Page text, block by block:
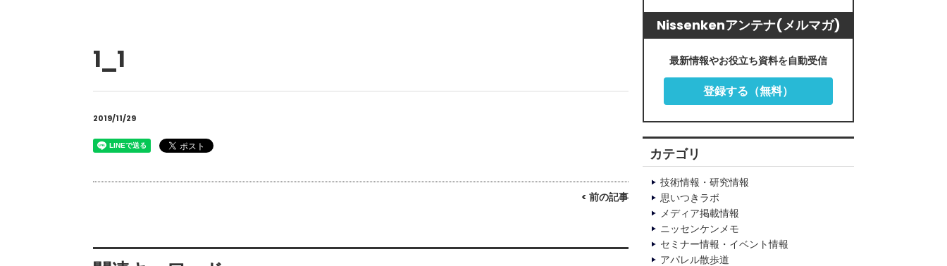
1_1
2019/11/29
< 前の記事
Nissenkenアンテナ(メルマガ)
最新情報やお役立ち資料を自動受信
登録する（無料）
カテゴリ
技術情報・研究情報
思いつきラボ
メディア掲載情報
ニッセンケンメモ
セミナー情報・イベント情報
アパレル散歩道